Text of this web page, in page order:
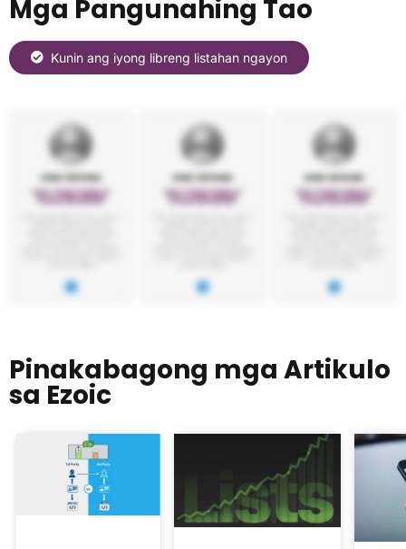
Mga Pangunahing Tao
Kunin ang iyong libreng listahan ngayon
Pinakabagong mga Artikulo
sa Ezoic